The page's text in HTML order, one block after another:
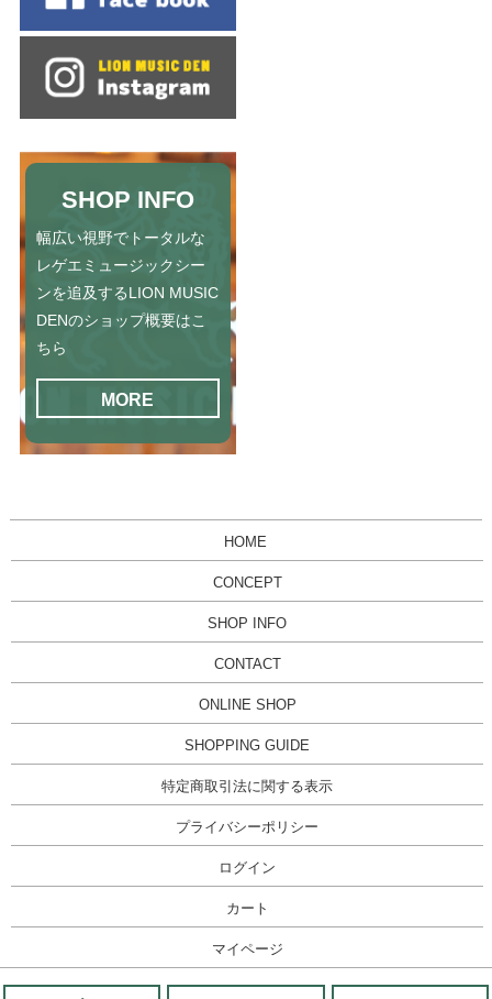
SHOP INFO
幅広い視野でトータルな
レゲエミュージックシー
ンを追及するLION MUSIC
DENのショップ概要はこ
ちら
MORE
HOME
CONCEPT
SHOP INFO
CONTACT
ONLINE SHOP
SHOPPING GUIDE
特定商取引法に関する表示
プライバシーポリシー
ログイン
カート
マイページ